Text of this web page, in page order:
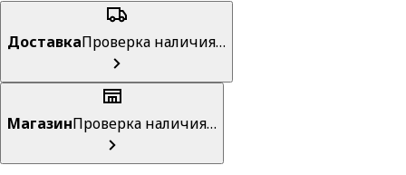
ДоставкаПроверка наличия…
МагазинПроверка наличия…